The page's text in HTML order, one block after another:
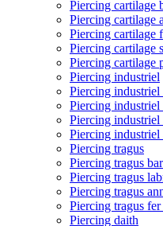
Piercing cartilage
Piercing cartilage
Piercing cartilage
Piercing cartilage
Piercing cartilage
Piercing industriel
Piercing industriel
Piercing industriel
Piercing industriel
Piercing industriel
Piercing tragus
Piercing tragus
Piercing tragus
Piercing tragus
Piercing tragus fer
Piercing daith